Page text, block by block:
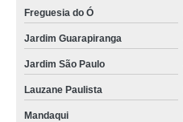
Freguesia do Ó
Jardim Guarapiranga
Jardim São Paulo
Lauzane Paulista
Mandaqui